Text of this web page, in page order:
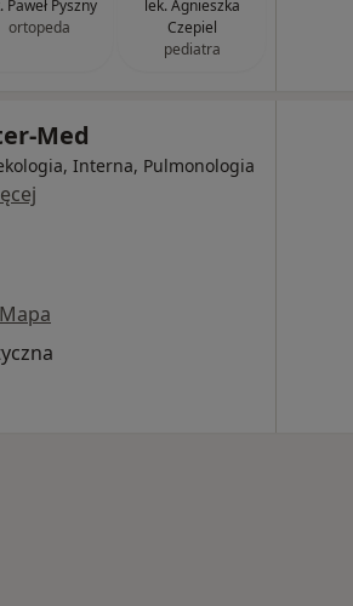
Paweł Pyszny
ortopeda
lek. Agnieszka
Czepiel
pediatra
Med
Interna, Pulmonologia
Mapa